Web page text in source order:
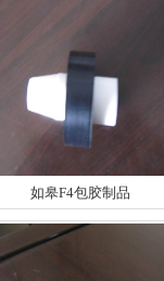
如皋F4包胶制品